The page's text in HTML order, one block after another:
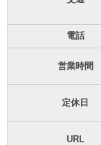
電話
営業時間
定休日
URL